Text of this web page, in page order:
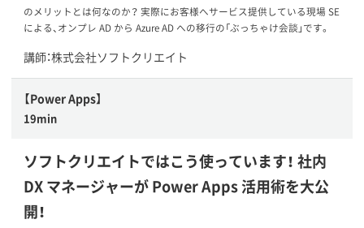
のメリットとは何なのか？ 実際にお客様へサービス提供している現場 SE
による、オンプレ AD から Azure AD への移行の「ぶっちゃけ会談」です。
講師：株式会社ソフトクリエイト
【Power Apps】
19min
ソフトクリエイトではこう使っています！ 社内
DX マネージャーが Power Apps 活用術を大公
開！